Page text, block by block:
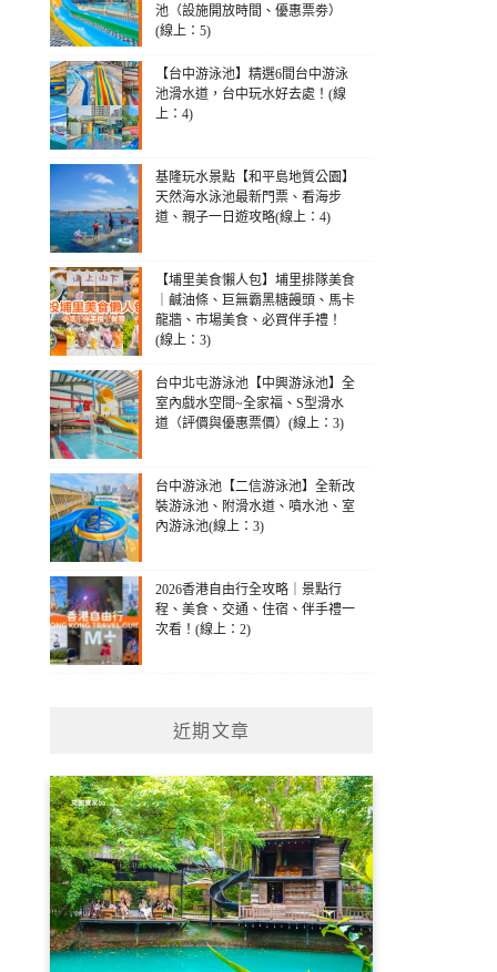
池（設施開放時間、優惠票劵）
(線上：5)
【台中游泳池】精選6間台中游泳
池滑水道，台中玩水好去處！(線
上：4)
基隆玩水景點【和平島地質公園】
天然海水泳池最新門票、看海步
道、親子一日遊攻略(線上：4)
【埔里美食懶人包】埔里排隊美食
｜鹹油條、巨無霸黑糖饅頭、馬卡
龍牆、市場美食、必買伴手禮！
(線上：3)
台中北屯游泳池【中興游泳池】全
室內戲水空間~全家福、S型滑水
道（評價與優惠票價）(線上：3)
台中游泳池【二信游泳池】全新改
裝游泳池、附滑水道、噴水池、室
內游泳池(線上：3)
2026香港自由行全攻略｜景點行
程、美食、交通、住宿、伴手禮一
次看！(線上：2)
近期文章